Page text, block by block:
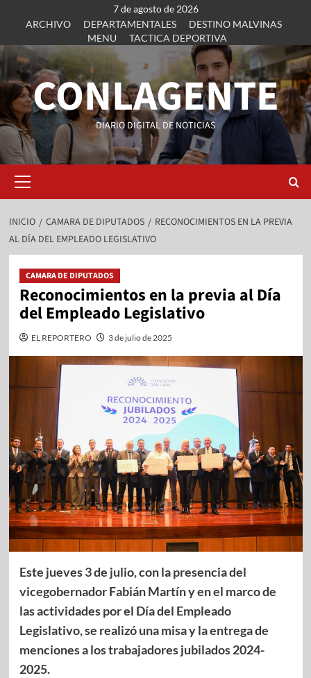
7 de agosto de 2026
ARCHIVO
DEPARTAMENTALES
DESTINO MALVINAS
MENU
TACTICA DEPORTIVA
CONLAGENTE
DIARIO DIGITAL DE NOTICIAS
INICIO CAMARA DE DIPUTADOS
RECONOCIMIENTOS EN LA PREVIA
AL DÍA DEL EMPLEADO LEGISLATIVO
CAMARA DE DIPUTADOS
Reconocimientos en la previa al Día
del Empleado Legislativo
EL REPORTERO 3 de julio de 2025
Este jueves 3 de julio, con la presencia del
vicegobernador Fabián Martín y en el marco de
las actividades por el Día del Empleado
Legislativo, se realizó una misa y la entrega de
menciones a los trabajadores jubilados 2024-
2025.